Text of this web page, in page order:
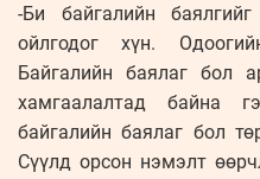
-Би байгалийн
ойлгодог хүн.
Байгалийн баялаг бол
хамгаалалтад байна
байгалийн баялаг бол
Сүүлд орсон нэмэлт